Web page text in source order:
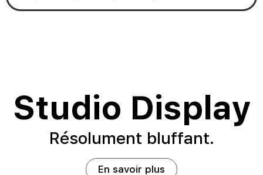
Studio Display
Résolument bluffant.
En savoir plus